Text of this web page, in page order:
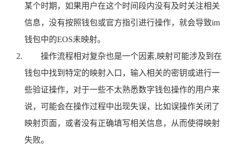
某个时期，如果用户在这个时间段内没有及时关注相关
信息，没有按照钱包或官方指引进行操作，就会导致im
钱包中的EOS未映射。
操作流程相对复杂也是一个因素,映射可能涉及到在
钱包中找到特定的映射入口，输入相关的密钥或进行一
些验证操作，对于一些不太熟悉数字钱包操作的用户来
说，可能会在操作过程中出现失误，比如误操作关闭了
映射页面，或者没有正确填写相关信息，从而使得映射
失败。